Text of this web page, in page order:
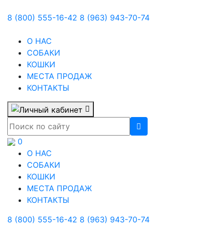
8 (800) 555-16-42 8 (963) 943-70-74
О НАС
СОБАКИ
КОШКИ
МЕСТА ПРОДАЖ
КОНТАКТЫ
0
О НАС
СОБАКИ
КОШКИ
МЕСТА ПРОДАЖ
КОНТАКТЫ
8 (800) 555-16-42 8 (963) 943-70-74